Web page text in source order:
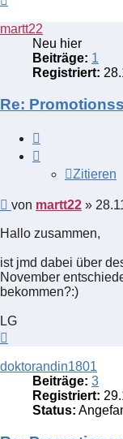
martt22
Neu hier
Beiträge: 1
Registriert:
Re:
Zitieren
Beitrag
von martt22 »
Hallo zusammen,
ist jmd dabei über
November
bekommen?:)
LG
doktorandin1801
Beiträge: 3
Registriert:
Status: